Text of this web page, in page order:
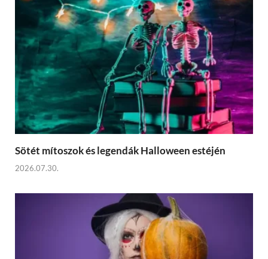
Sötét mítoszok és legendák Halloween estéjén
2026.07.30.